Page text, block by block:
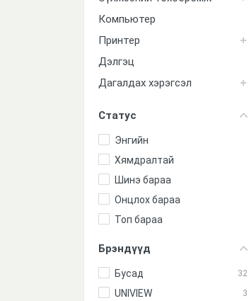
Компьютер
Принтер
Дэлгэц
Дагалдах хэрэгсэл
Статус
Энгийн
Хямдралтай
Шинэ бараа
Онцлох бараа
Топ бараа
Брэндүүд
Бусад 32
UNIVIEW 3